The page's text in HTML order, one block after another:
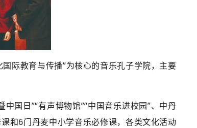
际教育与传播”为核心的音乐孔子学院，主要
国日”“有声博物馆”“中国音乐进校园”、中丹
和6门丹麦中小学音乐必修课，各类文化活动